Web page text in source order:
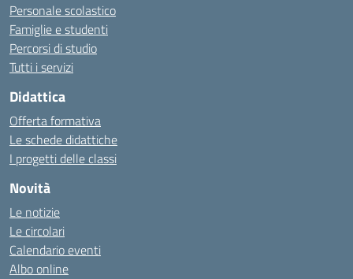
Personale scolastico
Famiglie e studenti
Percorsi di studio
Tutti i servizi
Didattica
Offerta formativa
Le schede didattiche
I progetti delle classi
Novità
Le notizie
Le circolari
Calendario eventi
Albo online